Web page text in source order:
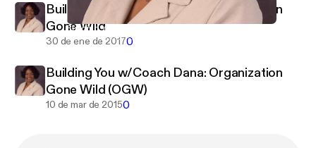
Building You w/Coach Dana: Organization Gone Wild
Building You w/Coach Dana
Building You w/Coach Dana: Organization
Gone Wild
30 de ene de 20170
Building You w/Coach Dana: Organization
Gone Wild (OGW)
10 de mar de 20150